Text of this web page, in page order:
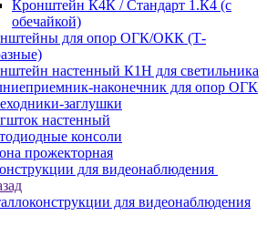
Кронштейн К4К / Стандарт 1.К4 (с
обечайкой)
для опор ОГК/ОКК (Т-
настенный К1Н для светильника
наконечник для опор ОГК
заглушки
настенный
консоли
прожекторная
для видеонаблюдения
для видеонаблюдения